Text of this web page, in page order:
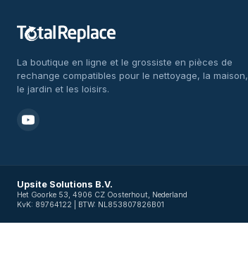
La boutique en ligne et le grossiste en pièces de
rechange compatibles pour le nettoyage, la maison,
le jardin et les loisirs.
Upsite Solutions B.V.
Het Goorke 53, 4906 CZ Oosterhout, Nederland
KvK: 89764122 | BTW: NL853807826B01